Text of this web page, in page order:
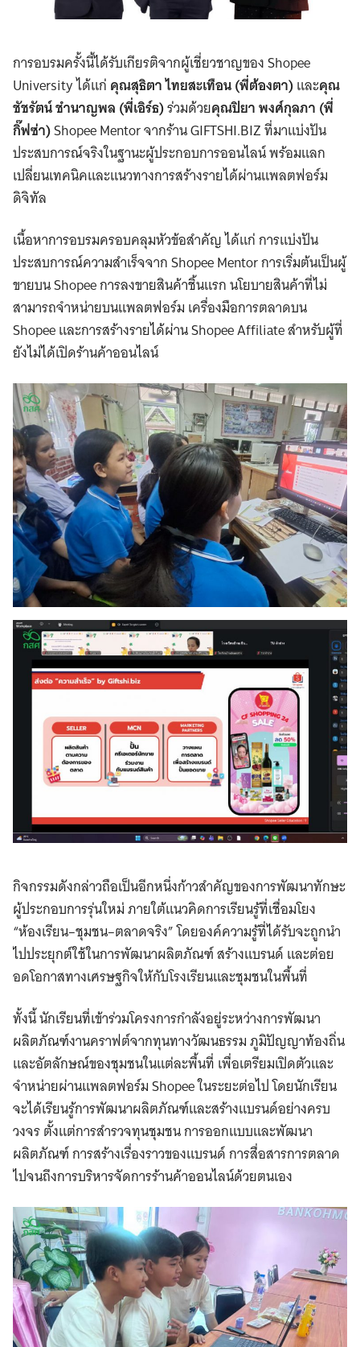
การอบรมครั้งนี้ได้รับเกียรติจากผู้เชี่ยวชาญของ Shopee
University ได้แก่ คุณสุธิตา ไทยสะเทือน (พี่ต้องตา)และคุณ
ชัชรัตน์ ชำนาญพล (พี่เอิร์ธ)ร่วมด้วยคุณปิยา พงศ์กุลภา (พี่
กิ๊ฟซ่า)Shopee Mentor จากร้าน GIFTSHI.BIZ ที่มาแบ่งปัน
ประสบการณ์จริงในฐานะผู้ประกอบการออนไลน์ พร้อมแลก
เปลี่ยนเทคนิคและแนวทางการสร้างรายได้ผ่านแพลตฟอร์ม
ดิจิทัล
เนื้อหาการอบรมครอบคลุมหัวข้อสำคัญ ได้แก่ การแบ่งปัน
ประสบการณ์ความสำเร็จจาก Shopee Mentor การเริ่มต้นเป็นผู้
ขายบน Shopee การลงขายสินค้าชิ้นแรก นโยบายสินค้าที่ไม่
สามารถจำหน่ายบนแพลตฟอร์ม เครื่องมือการตลาดบน
Shopee และการสร้างรายได้ผ่าน Shopee Affiliate สำหรับผู้ที่
ยังไม่ได้เปิดร้านค้าออนไลน์
กิจกรรมดังกล่าวถือเป็นอีกหนึ่งก้าวสำคัญของการพัฒนาทักษะ
ผู้ประกอบการรุ่นใหม่ ภายใต้แนวคิดการเรียนรู้ที่เชื่อมโยง
“ห้องเรียน–ชุมชน–ตลาดจริง” โดยองค์ความรู้ที่ได้รับจะถูกนำ
ไปประยุกต์ใช้ในการพัฒนาผลิตภัณฑ์ สร้างแบรนด์ และต่อย
อดโอกาสทางเศรษฐกิจให้กับโรงเรียนและชุมชนในพื้นที่
ทั้งนี้ นักเรียนที่เข้าร่วมโครงการกำลังอยู่ระหว่างการพัฒนา
ผลิตภัณฑ์งานคราฟต์จากทุนทางวัฒนธรรม ภูมิปัญญาท้องถิ่น
และอัตลักษณ์ของชุมชนในแต่ละพื้นที่ เพื่อเตรียมเปิดตัวและ
จำหน่ายผ่านแพลตฟอร์ม Shopee ในระยะต่อไป โดยนักเรียน
จะได้เรียนรู้การพัฒนาผลิตภัณฑ์และสร้างแบรนด์อย่างครบ
วงจร ตั้งแต่การสำรวจทุนชุมชน การออกแบบและพัฒนา
ผลิตภัณฑ์ การสร้างเรื่องราวของแบรนด์ การสื่อสารการตลาด
ไปจนถึงการบริหารจัดการร้านค้าออนไลน์ด้วยตนเอง